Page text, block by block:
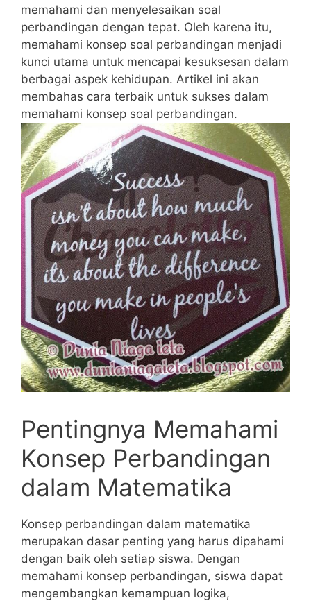
memahami dan menyelesaikan soal
perbandingan dengan ‍tepat. Oleh karena itu,
memahami konsep soal perbandingan menjadi⁢
kunci utama untuk mencapai kesuksesan dalam
berbagai aspek kehidupan. Artikel ini ⁢akan
membahas cara terbaik untuk sukses dalam
memahami konsep soal perbandingan.
Pentingnya Memahami
Konsep ⁢Perbandingan​
dalam Matematika
Konsep perbandingan dalam matematika
merupakan dasar penting yang harus dipahami
dengan baik oleh setiap siswa. Dengan
memahami konsep perbandingan, siswa dapat
mengembangkan kemampuan logika,